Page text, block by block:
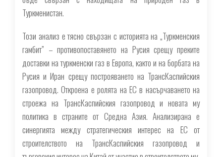
Туркменистан.
Този анализ е тясно свързан с историята на „Туркменския
гамбит” – противопоставянето на Русия срещу преките
доставки на туркменски газ в Европа, както и на борбата на
Русия и Иран срещу построяването на ТрансКаспийския
газопровод. Откроена е ролята на ЕС в насърчаването на
строежа на ТрансКаспийския газопровод и новата му
политика в страните от Средна Азия. Анализирана е
синергията между стратегическия интерес на ЕС от
строителството на ТрансКаспийския газопровод и